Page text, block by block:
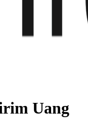
Uang